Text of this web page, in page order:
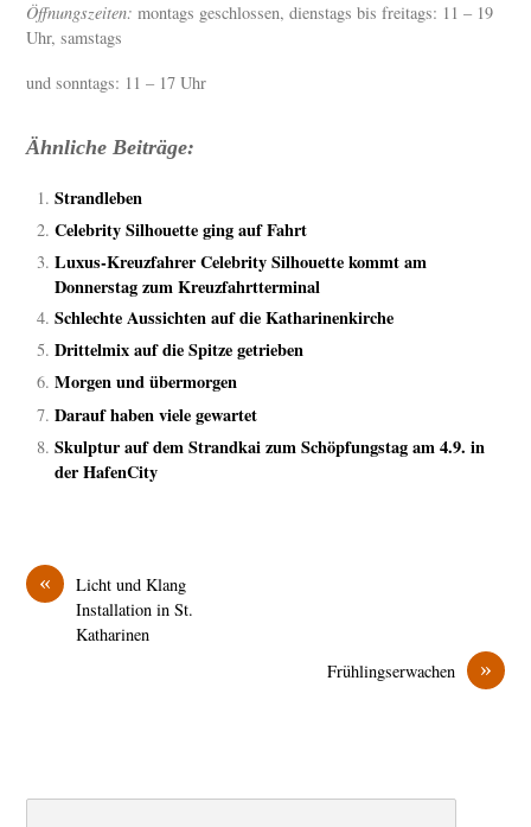
Öffnungszeiten:montags geschlossen, dienstags bis freitags: 11 – 19
Uhr, samstags
und sonntags: 11 – 17 Uhr
Ähnliche Beiträge:
Strandleben
Celebrity Silhouette ging auf Fahrt
Luxus-Kreuzfahrer Celebrity Silhouette kommt am
Donnerstag zum Kreuzfahrtterminal
Schlechte Aussichten auf die Katharinenkirche
Drittelmix auf die Spitze getrieben
Morgen und übermorgen
Darauf haben viele gewartet
Skulptur auf dem Strandkai zum Schöpfungstag am 4.9. in
der HafenCity
«
Licht und Klang
Installation in St.
Katharinen
»
Frühlingserwachen